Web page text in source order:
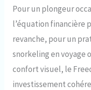
Pour un plongeur
l’équation financière
revanche, pour un
snorkeling en voyage
confort visuel, le
investissement